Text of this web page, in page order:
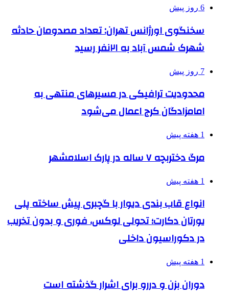
6 روز پیش
سخنگوی اورژانس تهران: تعداد مصدومان حادثه
شهرک شمس آباد به ۲۱نفر رسید
7 روز پیش
محدودیت ترافیکی در مسیرهای منتهی به
امامزادگان کرج اعمال می‌شود
1 هفته پیش
مرگ دختربچه ۷ ساله در پارک اسلامشهر
1 هفته پیش
انواع قاب بندی دیوار با گچبری پیش ساخته پلی
یورتان دکارت؛ تحولی لوکس، فوری و بدون تخریب
در دکوراسیون داخلی
1 هفته پیش
دوران بزن و دررو برای اشرار گذشته است